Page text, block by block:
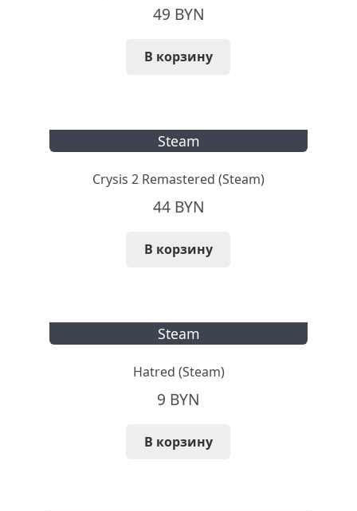
49 BYN
В корзину
Steam
Crysis 2 Remastered (Steam)
44 BYN
В корзину
Steam
Hatred (Steam)
9 BYN
В корзину